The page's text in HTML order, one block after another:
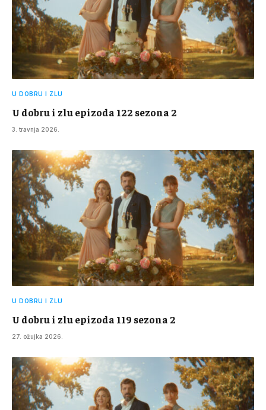
U DOBRU I ZLU
U dobru i zlu epizoda 122 sezona 2
3. travnja 2026.
U DOBRU I ZLU
U dobru i zlu epizoda 119 sezona 2
27. ožujka 2026.